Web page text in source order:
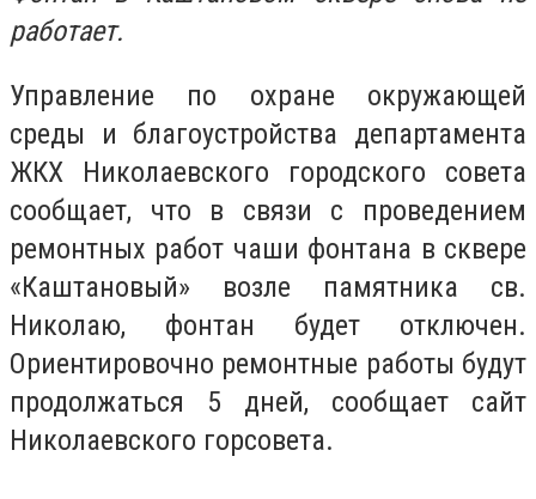
работает.
Управление по охране окружающей
среды и благоустройства департамента
ЖКХ Николаевского городского совета
сообщает, что в связи с проведением
ремонтных работ чаши фонтана в сквере
«Каштановый» возле памятника св.
Николаю, фонтан будет отключен.
Ориентировочно ремонтные работы будут
продолжаться 5 дней, сообщает сайт
Николаевского горсовета.